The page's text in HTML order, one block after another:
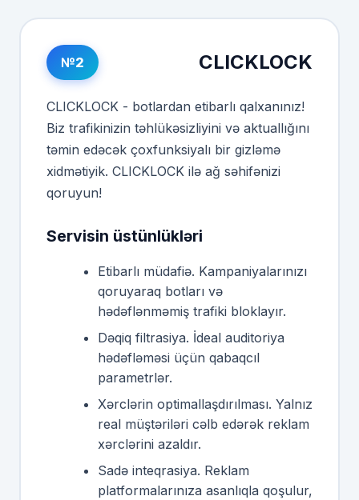
№2 CLICKLOCK
CLICKLOCK - botlardan etibarlı qalxanınız!
Biz trafikinizin təhlükəsizliyini və aktuallığını
təmin edəcək çoxfunksiyalı bir gizləmə
xidmətiyik. CLICKLOCK ilə ağ səhifənizi
qoruyun!
Servisin üstünlükləri
Etibarlı müdafiə. Kampaniyalarınızı
qoruyaraq botları və
hədəflənməmiş trafiki bloklayır.
Dəqiq filtrasiya. İdeal auditoriya
hədəfləməsi üçün qabaqcıl
parametrlər.
Xərclərin optimallaşdırılması. Yalnız
real müştəriləri cəlb edərək reklam
xərclərini azaldır.
Sadə inteqrasiya. Reklam
platformalarınıza asanlıqla qoşulur,